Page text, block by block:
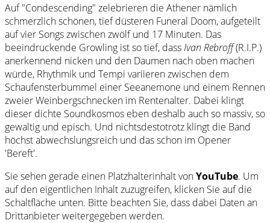
Auf "Condescending" zelebrieren die Athener nämlich
schmerzlich schönen, tief düsteren Funeral Doom, aufgeteilt
auf vier Songs zwischen zwölf und 17 Minuten. Das
beeindruckende Growling ist so tief, dassIvan Rebroff(R.I.P.)
anerkennend nicken und den Daumen nach oben machen
würde, Rhythmik und Tempi variieren zwischen dem
Schaufensterbummel einer Seeanemone und einem Rennen
zweier Weinbergschnecken im Rentenalter. Dabei klingt
dieser dichte Soundkosmos eben deshalb auch so massiv, so
gewaltig und episch. Und nichtsdestotrotz klingt die Band
höchst abwechslungsreich und das schon im Opener
'Bereft'.
Sie sehen gerade einen Platzhalterinhalt vonYouTube. Um
auf den eigentlichen Inhalt zuzugreifen, klicken Sie auf die
Schaltfläche unten. Bitte beachten Sie, dass dabei Daten an
Drittanbieter weitergegeben werden.